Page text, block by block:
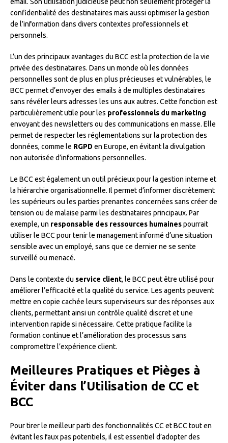
confidentialité des destinataires mais aussi optimiser la gestion
de l’information dans divers contextes professionnels et
personnels.
L’un des principaux avantages du BCC est la protection de la vie
privée des destinataires. Dans un monde où les données
personnelles sont de plus en plus précieuses et vulnérables, le
BCC permet d’envoyer des emails à de multiples destinataires
sans révéler leurs adresses les uns aux autres. Cette fonction est
particulièrement utile pour les professionnels du marketing
envoyant des newsletters ou des communications en masse. Elle
permet de respecter les réglementations sur la protection des
données, comme le RGPD en Europe, en évitant la divulgation
non autorisée d’informations personnelles.
Le BCC est également un outil précieux pour la gestion interne et
la hiérarchie organisationnelle. Il permet d’informer discrètement
les supérieurs ou les parties prenantes concernées sans créer de
tension ou de malaise parmi les destinataires principaux. Par
exemple, un responsable des ressources humainespourrait
utiliser le BCC pour tenir le management informé d’une situation
sensible avec un employé, sans que ce dernier ne se sente
surveillé ou menacé.
Dans le contexte du service client, le BCC peut être utilisé pour
améliorer l’efficacité et la qualité du service. Les agents peuvent
mettre en copie cachée leurs superviseurs sur des réponses aux
clients, permettant ainsi un contrôle qualité discret et une
intervention rapide si nécessaire. Cette pratique facilite la
formation continue et l’amélioration des processus sans
compromettre l’expérience client.
Meilleures Pratiques et Pièges à
Éviter dans l’Utilisation de CC et
BCC
Pour tirer le meilleur parti des fonctionnalités CC et BCC tout en
évitant les faux pas potentiels, il est essentiel d’adopter des